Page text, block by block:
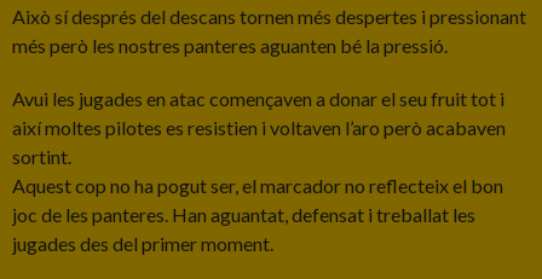
Això sí després del descans tornen més despertes i pressionant
més però les nostres panteres aguanten bé la pressió.
Avui les jugades en atac començaven a donar el seu fruit tot i
així moltes pilotes es resistien i voltaven l’aro però acabaven
sortint.
Aquest cop no ha pogut ser, el marcador no reflecteix el bon
joc de les panteres. Han aguantat, defensat i treballat les
jugades des del primer moment.